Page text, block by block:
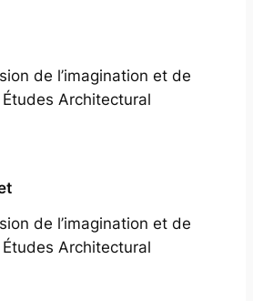
de l’imagination et de
Études Architectural
de l’imagination et de
Études Architectural